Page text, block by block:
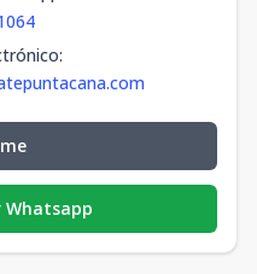
:
Whatsapp